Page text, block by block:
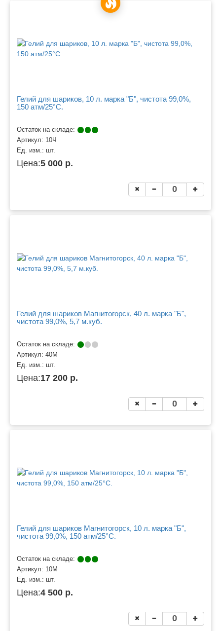
Гелий для шариков, 10 л. марка "Б", чистота 99,0%,
150 атм/25°C.
Остаток на складе:
Артикул: 10Ч
Ед. изм.: шт.
Цена:5 000 р.
Гелий для шариков Магнитогорск, 40 л. марка "Б",
чистота 99,0%, 5,7 м.куб.
Остаток на складе:
Артикул: 40М
Ед. изм.: шт.
Цена:17 200 р.
Гелий для шариков Магнитогорск, 10 л. марка "Б",
чистота 99,0%, 150 атм/25°C.
Остаток на складе:
Артикул: 10М
Ед. изм.: шт.
Цена:4 500 р.